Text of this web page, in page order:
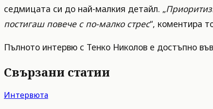
седмицата си до най-малкия детайл. „
постигаш повече с по-малко стрес“, коментира
Пълното интервю с Тенко Николов е достъпно
Свързани статии
Интервюта